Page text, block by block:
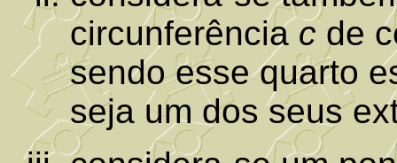
circunferênciacde
sendo esse quarto
seja um dos seus